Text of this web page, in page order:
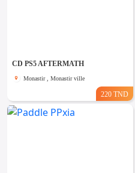
CD PS5 AFTERMATH
Monastir , Monastir ville
220 TND